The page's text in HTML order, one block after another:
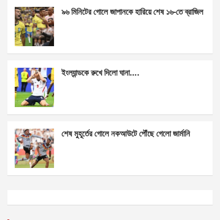
৯৬ মিনিটের গোলে জাপানকে হারিয়ে শেষ ১৬-তে ব্রাজিল
ইংল্যান্ডকে রুখে দিলো ঘানা….
শেষ মুহূর্তের গোলে নকআউটে পৌঁছে গেলো জার্মানি